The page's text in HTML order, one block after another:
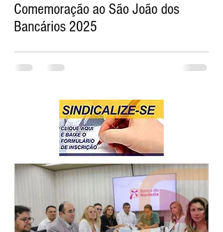
Comemoração ao São João dos
Bancários 2025